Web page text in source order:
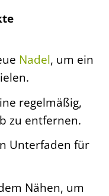
Nadel, um ein
regelmäßig,
zu entfernen.
Unterfaden für
Nähen, um